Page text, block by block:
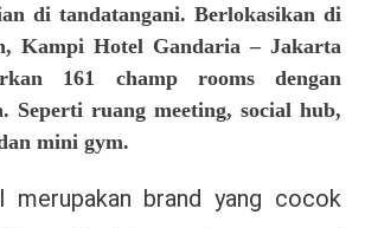
di tandatangani. Berlokasikan di
Kampi Hotel Gandaria – Jakarta
161 champ rooms dengan
Seperti ruang meeting, social hub,
mini gym.
merupakan brand yang cocok